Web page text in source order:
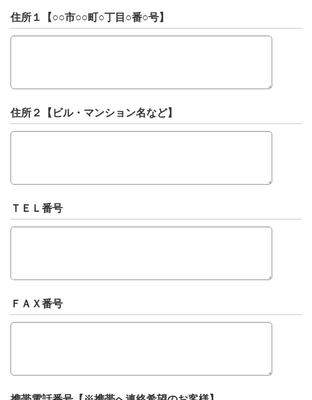
住所１【○○市○○町○丁目○番○号】
住所２【ビル・マンション名など】
ＴＥＬ番号
ＦＡＸ番号